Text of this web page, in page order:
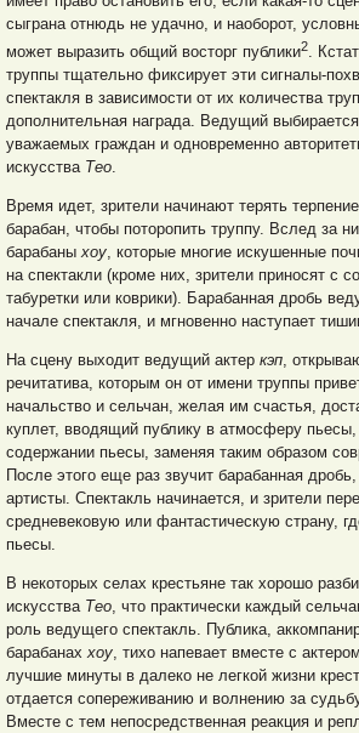
сыграна отнюдь не удачно, и наоборот,
может выразить общий восторг публики2.
труппы тщательно фиксирует эти сигналы-
спектакля в зависимости от их количества
дополнительная награда. Ведущий
уважаемых граждан и одновременно
искусства Тео.
Время идет, зрители начинают терять
барабан, чтобы поторопить труппу. Вслед за
барабаныхоу, которые многие искушенные
на спектакли (кроме них, зрители приносят с
табуретки или коврики). Барабанная дробь
начале спектакля, и мгновенно наступает
На сцену выходит ведущий актер кэп,
речитатива, которым он от имени труппы
начальство и сельчан, желая им счастья,
куплет, вводящий публику в атмосферу пьесы,
содержании пьесы, заменяя таким образом
После этого еще раз звучит барабанная
артисты. Спектакль начинается, и зрители
средневековую или фантастическую страну,
пьесы.
В некоторых селах крестьяне так хорошо
искусства Тео, что практически каждый
роль ведущего спектакль. Публика,
барабанаххоу, тихо напевает вместе с
лучшие минуты в далеко не легкой жизни
отдается сопереживанию и волнению за
Вместе с тем непосредственная реакция и